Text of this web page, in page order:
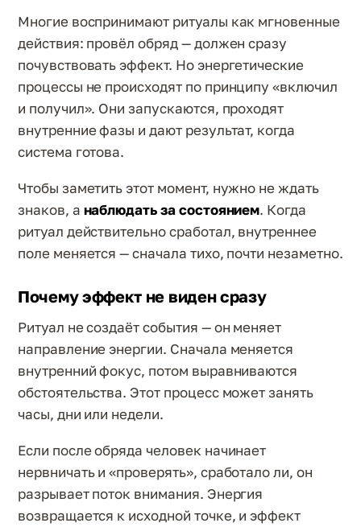
Многие воспринимают ритуалы как мгновенные
действия: провёл обряд — должен сразу
почувствовать эффект. Но энергетические
процессы не происходят по принципу «включил
и получил». Они запускаются, проходят
внутренние фазы и дают результат, когда
система готова.
Чтобы заметить этот момент, нужно не ждать
знаков, а наблюдать за состоянием. Когда
ритуал действительно сработал, внутреннее
поле меняется — сначала тихо, почти незаметно.
Почему эффект не виден сразу
Ритуал не создаёт события — он меняет
направление энергии. Сначала меняется
внутренний фокус, потом выравниваются
обстоятельства. Этот процесс может занять
часы, дни или недели.
Если после обряда человек начинает
нервничать и «проверять», сработало ли, он
разрывает поток внимания. Энергия
возвращается к исходной точке, и эффект